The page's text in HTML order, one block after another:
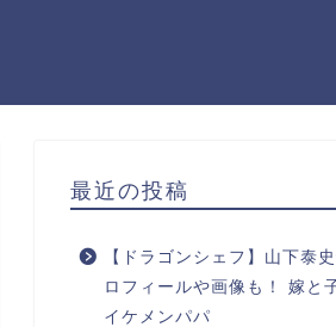
最近の投稿
【ドラゴンシェフ】山下泰
ロフィールや画像も！ 嫁と
イケメンパパ